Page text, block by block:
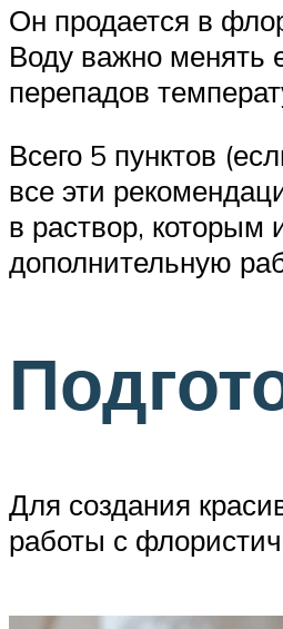
Он продается в
Воду важно менять
перепадов
Всего 5 пунктов
все эти
в раствор, которым
дополнительную
Для создания
работы с